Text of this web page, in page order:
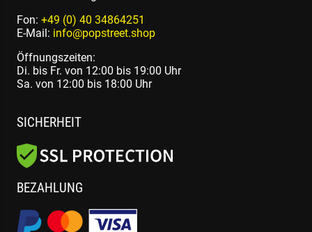
Fon: +49 (0) 40 34864251
E-Mail: info@popstreet.shop
Öffnungszeiten:
Di. bis Fr. von 12:00 bis 19:00 Uhr
Sa. von 12:00 bis 18:00 Uhr
SICHERHEIT
BEZAHLUNG